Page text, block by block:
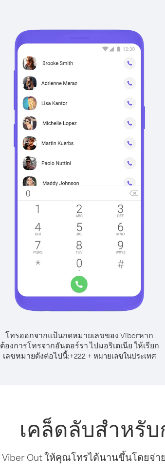
โทรออกจากแป้นกดหมายเลขของ Viberหาก
ต้องการโทรจากอันดอร์รา ไปมอริเตเนีย ให้เรียก
เลขหมายดังต่อไปนี้:+222+ หมายเลขในประเทศ
เคล็ดลับสำหรับ
Viber Out ให้คุณโทรได้นานขึ้นโดยจ่า